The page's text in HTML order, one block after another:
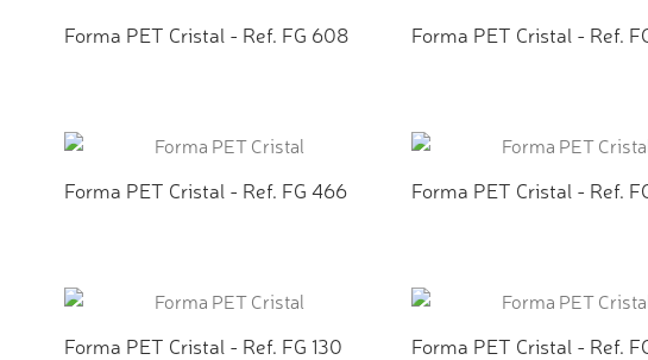
Forma PET Cristal - Ref. FG 608 Forma PET Cristal - Ref.
Forma PET Cristal - Ref. FG 466 Forma PET Cristal - Ref.
Forma PET Cristal - Ref. FG 130 Forma PET Cristal - Ref.